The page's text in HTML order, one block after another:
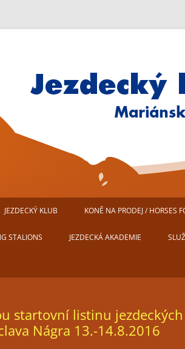
Jezdecký klub
JEZDECKÝ KLUB
AREÁL JEZDECKÉHO KLUBU
ČLENSTVÍ
KONĚ NA PRODEJ / HORSES
STALIONS JEZDECKÁ AKADEMIE
startovní listinu jezdeckých
Nágra 13.-14.8.2016